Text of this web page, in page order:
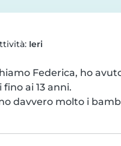
Ieri
Federica, ho
ai 13 anni.
davvero molto i